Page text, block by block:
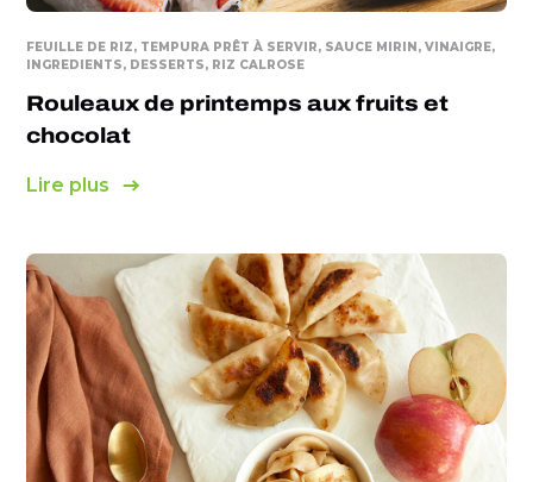
FEUILLE DE RIZ, TEMPURA PRÊT À SERVIR, SAUCE MIRIN, VINAIGRE,
INGREDIENTS, DESSERTS, RIZ CALROSE
Rouleaux de printemps aux fruits et
chocolat
Lire plus